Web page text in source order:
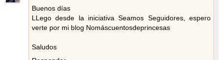
Buenos días
LLego desde la iniciativa Seamos Seguidores, espero
verte por mi blog Nomáscuentosdeprincesas
Saludos